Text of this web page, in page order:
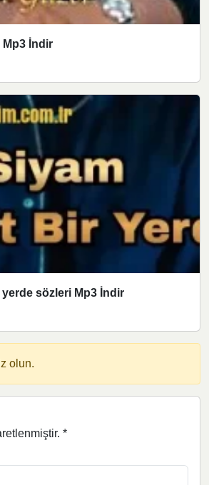
Mp3 İndir
sözleri Mp3 İndir
olun.
*